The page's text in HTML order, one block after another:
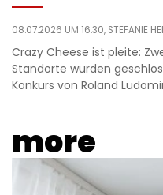
08.07.2026 UM 16:30, STEFANIE
Crazy Cheese ist pleite:
Standorte wurden
Konkurs von Roland
more